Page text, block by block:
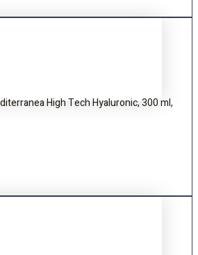
High Tech Hyaluronic, 300 ml,